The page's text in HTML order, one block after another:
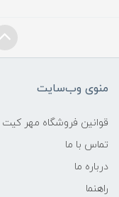
منوی وب‌سایت
قوانین فروشگاه مهر کیت
تماس با ما
درباره ما
راهنما